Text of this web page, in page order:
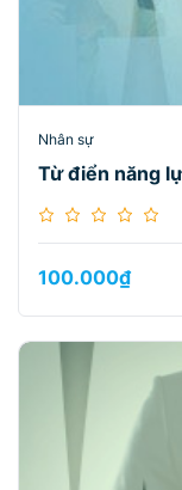
Nhân sự
Từ điển năng
100.000₫